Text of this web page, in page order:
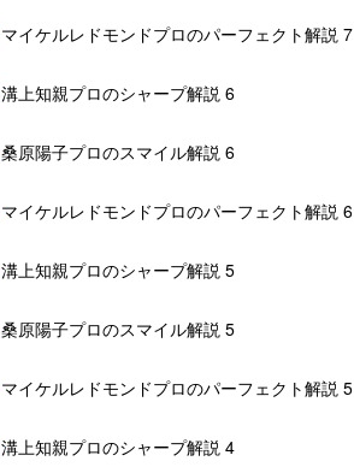
マイケルレドモンドプロのパーフェクト解説 7
溝上知親プロのシャープ解説 6
桑原陽子プロのスマイル解説 6
マイケルレドモンドプロのパーフェクト解説 6
溝上知親プロのシャープ解説 5
桑原陽子プロのスマイル解説 5
マイケルレドモンドプロのパーフェクト解説 5
溝上知親プロのシャープ解説 4